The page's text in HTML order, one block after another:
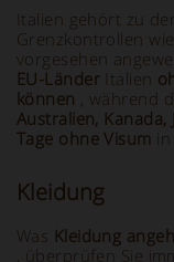
Italien gehört zu
Grenzkontrollen
vorgesehen
EU-LänderItalien
können , während
Australien, Kanada,
Tage ohne Visum
Kleidung
Was Kleidung
, überprüfen Sie